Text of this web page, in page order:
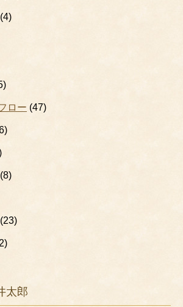
(4)
ロー (47)
(8)
(23)
太郎